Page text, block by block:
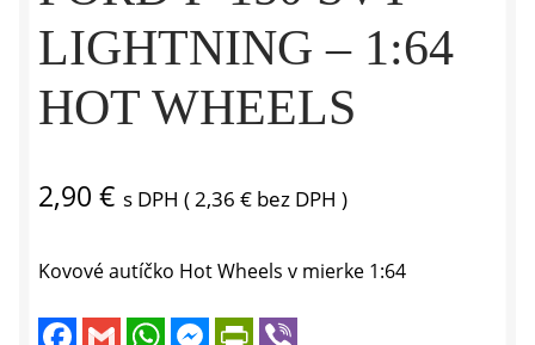
LIGHTNING – 1:64
HOT WHEELS
2,90 € s DPH (2,36 € bez DPH )
Kovové autíčko Hot Wheels v mierke 1:64
F G W M P